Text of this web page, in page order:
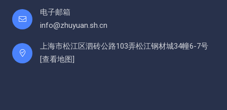
电子邮箱
info@zhuyuan.sh.cn
上海市松江区泗砖公路103弄松江钢材城34幢6-7号
[查看地图]